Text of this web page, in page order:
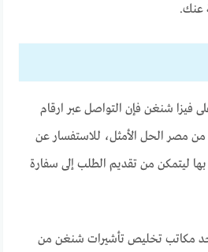
عنك.
فيزا شنغن فإن التواصل عبر ارقام
مصر الحل الأمثل، للاستفسار عن
بها ليتمكن من تقديم الطلب إلى سفارة
مكاتب تخليص تأشيرات شنغن من